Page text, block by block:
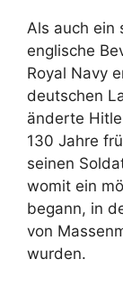
Als auch ein
englische
Royal Navy
deutschen
änderte
130 Jahre
seinen
womit ein
begann, in
von
wurden.